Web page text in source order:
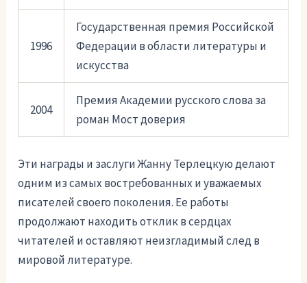
1996
Государственная премия Российской
Федерации в области литературы и
искусства
2004
Премия Академии русского слова за
роман Мост доверия
Эти награды и заслуги Жанну Терлецкую делают
одним из самых востребованных и уважаемых
писателей своего поколения. Ее работы
продолжают находить отклик в сердцах
читателей и оставляют неизгладимый след в
мировой литературе.